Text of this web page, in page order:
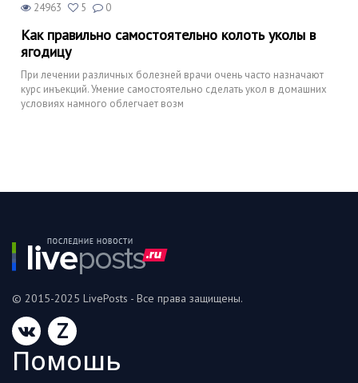
24963 5 0
Как правильно самостоятельно колоть уколы в
ягодицу
При лечении различных болезней врачи очень часто назначают
курс инъекций. Умение самостоятельно сделать укол в домашних
условиях намного облегчает возм
© 2015-2025 LivePosts - Все права защищены.
Z
Помошь